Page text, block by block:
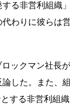
る非営利組織
わりに彼らは
ックマン社長
した。また、
する非営利組織